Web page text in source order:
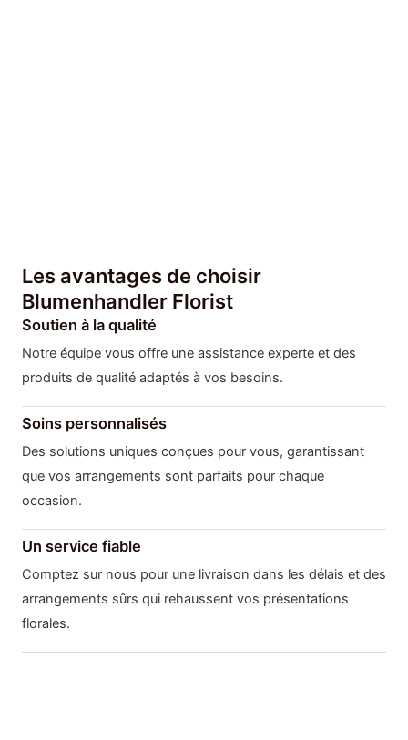
Les avantages de choisir
Blumenhandler Florist
Soutien à la qualité
Notre équipe vous offre une assistance experte et des
produits de qualité adaptés à vos besoins.
Soins personnalisés
Des solutions uniques conçues pour vous, garantissant
que vos arrangements sont parfaits pour chaque
occasion.
Un service fiable
Comptez sur nous pour une livraison dans les délais et des
arrangements sûrs qui rehaussent vos présentations
florales.